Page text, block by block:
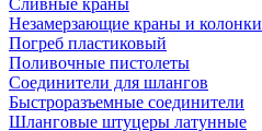
Незамерзающие краны и колонки
Погреб пластиковый
Поливочные пистолеты
Соединители для шлангов
Быстроразъемные соединители
Шланговые штуцеры латунные